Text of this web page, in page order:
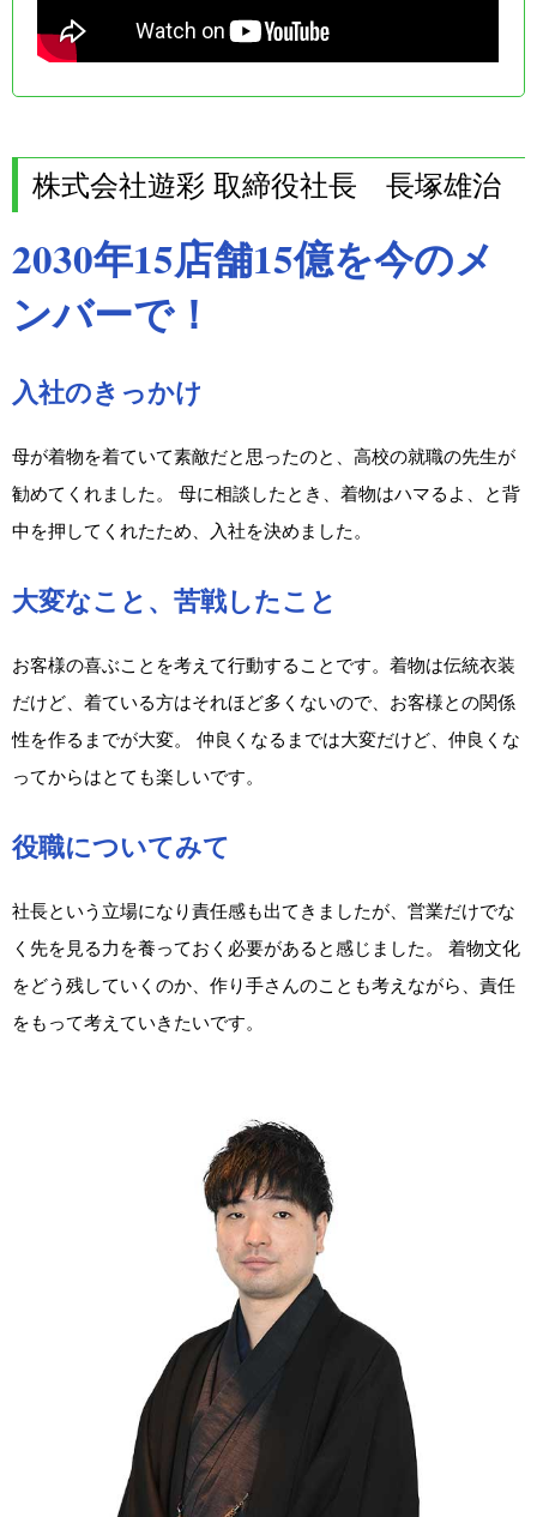
株式会社遊彩 取締役社長 長塚雄治
2030年15店舗15億を今のメ
ンバーで！
入社のきっかけ
母が着物を着ていて素敵だと思ったのと、高校の就職の先生が
勧めてくれました。 母に相談したとき、着物はハマるよ、と背
中を押してくれたため、入社を決めました。
大変なこと、苦戦したこと
お客様の喜ぶことを考えて行動することです。着物は伝統衣装
だけど、着ている方はそれほど多くないので、お客様との関係
性を作るまでが大変。 仲良くなるまでは大変だけど、仲良くな
ってからはとても楽しいです。
役職についてみて
社長という立場になり責任感も出てきましたが、営業だけでな
く先を見る力を養っておく必要があると感じました。 着物文化
をどう残していくのか、作り手さんのことも考えながら、責任
をもって考えていきたいです。